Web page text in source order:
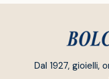
Dal 1927, gioielli,